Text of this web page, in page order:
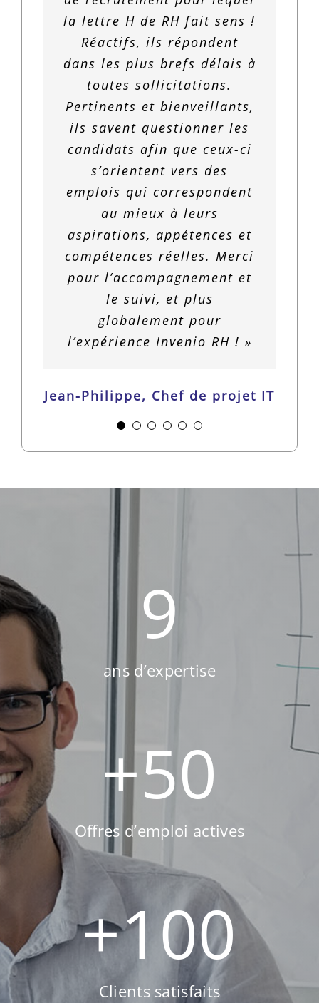
la lettre H de RH fait sens !
Réactifs, ils répondent
dans les plus brefs délais à
toutes sollicitations.
Pertinents et bienveillants,
ils savent questionner les
candidats afin que ceux-ci
s’orientent vers des
emplois qui correspondent
au mieux à leurs
aspirations, appétences et
compétences réelles. Merci
pour l’accompagnement et
le suivi, et plus
globalement pour
l’expérience Invenio RH ! »
Jean-Philippe, Chef de projet IT
dans tout le processus de
recrutement, qui
accompagne les candidats
et l’entreprise avec
assiduité et sérieux. Merci
pour votre travail. »
Responsable commercial,
malgré le refus de cette
dernière, un email de refus
pertinent avec en
complément un échange
téléphonique de qualité. Je
recommande fortement
cette agence de
recrutement alliant
professionnalisme et
humanisme. »
David, Responsable
commercial
recrutement que je vous
recommande! »
et responsable d'agence
aboutie. »
Sabine, Comptable
je recommande »
Vahly, Géomètre Topographe
9
ans d’expertise
+50
Offres d’emploi actives
+100
Clients satisfaits